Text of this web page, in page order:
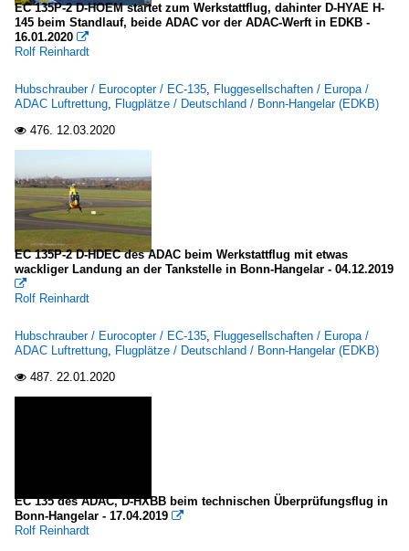
EC 135P-2 D-HOEM startet zum Werkstattflug, dahinter D-HYAE H-
145 beim Standlauf, beide ADAC vor der ADAC-Werft in EDKB -
16.01.2020 
Rolf Reinhardt
Hubschrauber / Eurocopter / EC-135, Fluggesellschaften / Europa /
ADAC Luftrettung, Flugplätze / Deutschland / Bonn-Hangelar (EDKB)
 476. 12.03.2020
EC 135P-2 D-HDEC des ADAC beim Werkstattflug mit etwas
wackliger Landung an der Tankstelle in Bonn-Hangelar - 04.12.2019

Rolf Reinhardt
Hubschrauber / Eurocopter / EC-135, Fluggesellschaften / Europa /
ADAC Luftrettung, Flugplätze / Deutschland / Bonn-Hangelar (EDKB)
 487. 22.01.2020
EC 135 des ADAC, D-HXBB beim technischen Überprüfungsflug in
Bonn-Hangelar - 17.04.2019 
Rolf Reinhardt